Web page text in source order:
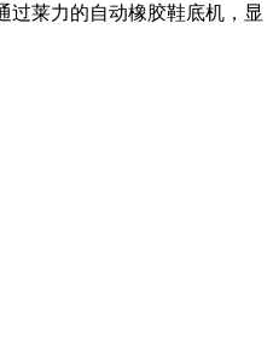
过莱力的自动橡胶鞋底机，显